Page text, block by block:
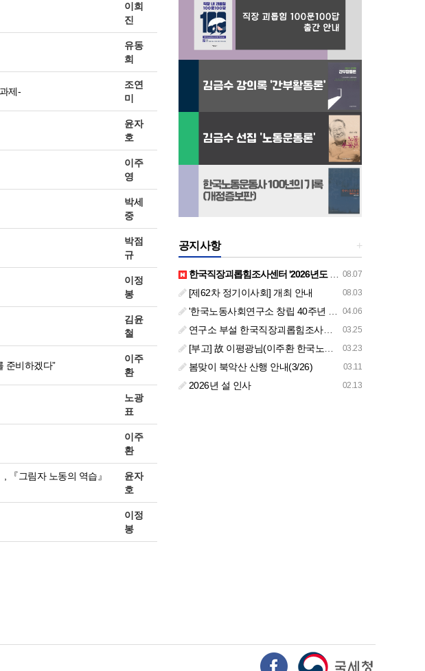
이희
진
유동
희
제-
조연
미
윤자
호
이주
영
박세
중
박점
규
이정
봉
김윤
철
준비하겠다”
이주
환
노광
표
이주
환
『그림자 노동의 역습』
윤자
호
이정
봉
+
공지사항
08.07
한국직장괴롭힘조사센터 '2026년도 하반기 주요 사업 안내' (교육/컨설팅)
08.03
[제62차 정기이사회] 개최 안내
04.06
'한국노동사회연구소 창립 40주년 기념 행사 안내'
03.25
연구소 부설 한국직장괴롭힘조사센터 '2026년도 주요 사업 안내' (교육/컨설팅)
03.23
[부고] 故 이평광님(이주환 한국노동사회연구소 부소장 부친상)
03.11
봄맞이 북악산 산행 안내(3/26)
02.13
2026년 설 인사